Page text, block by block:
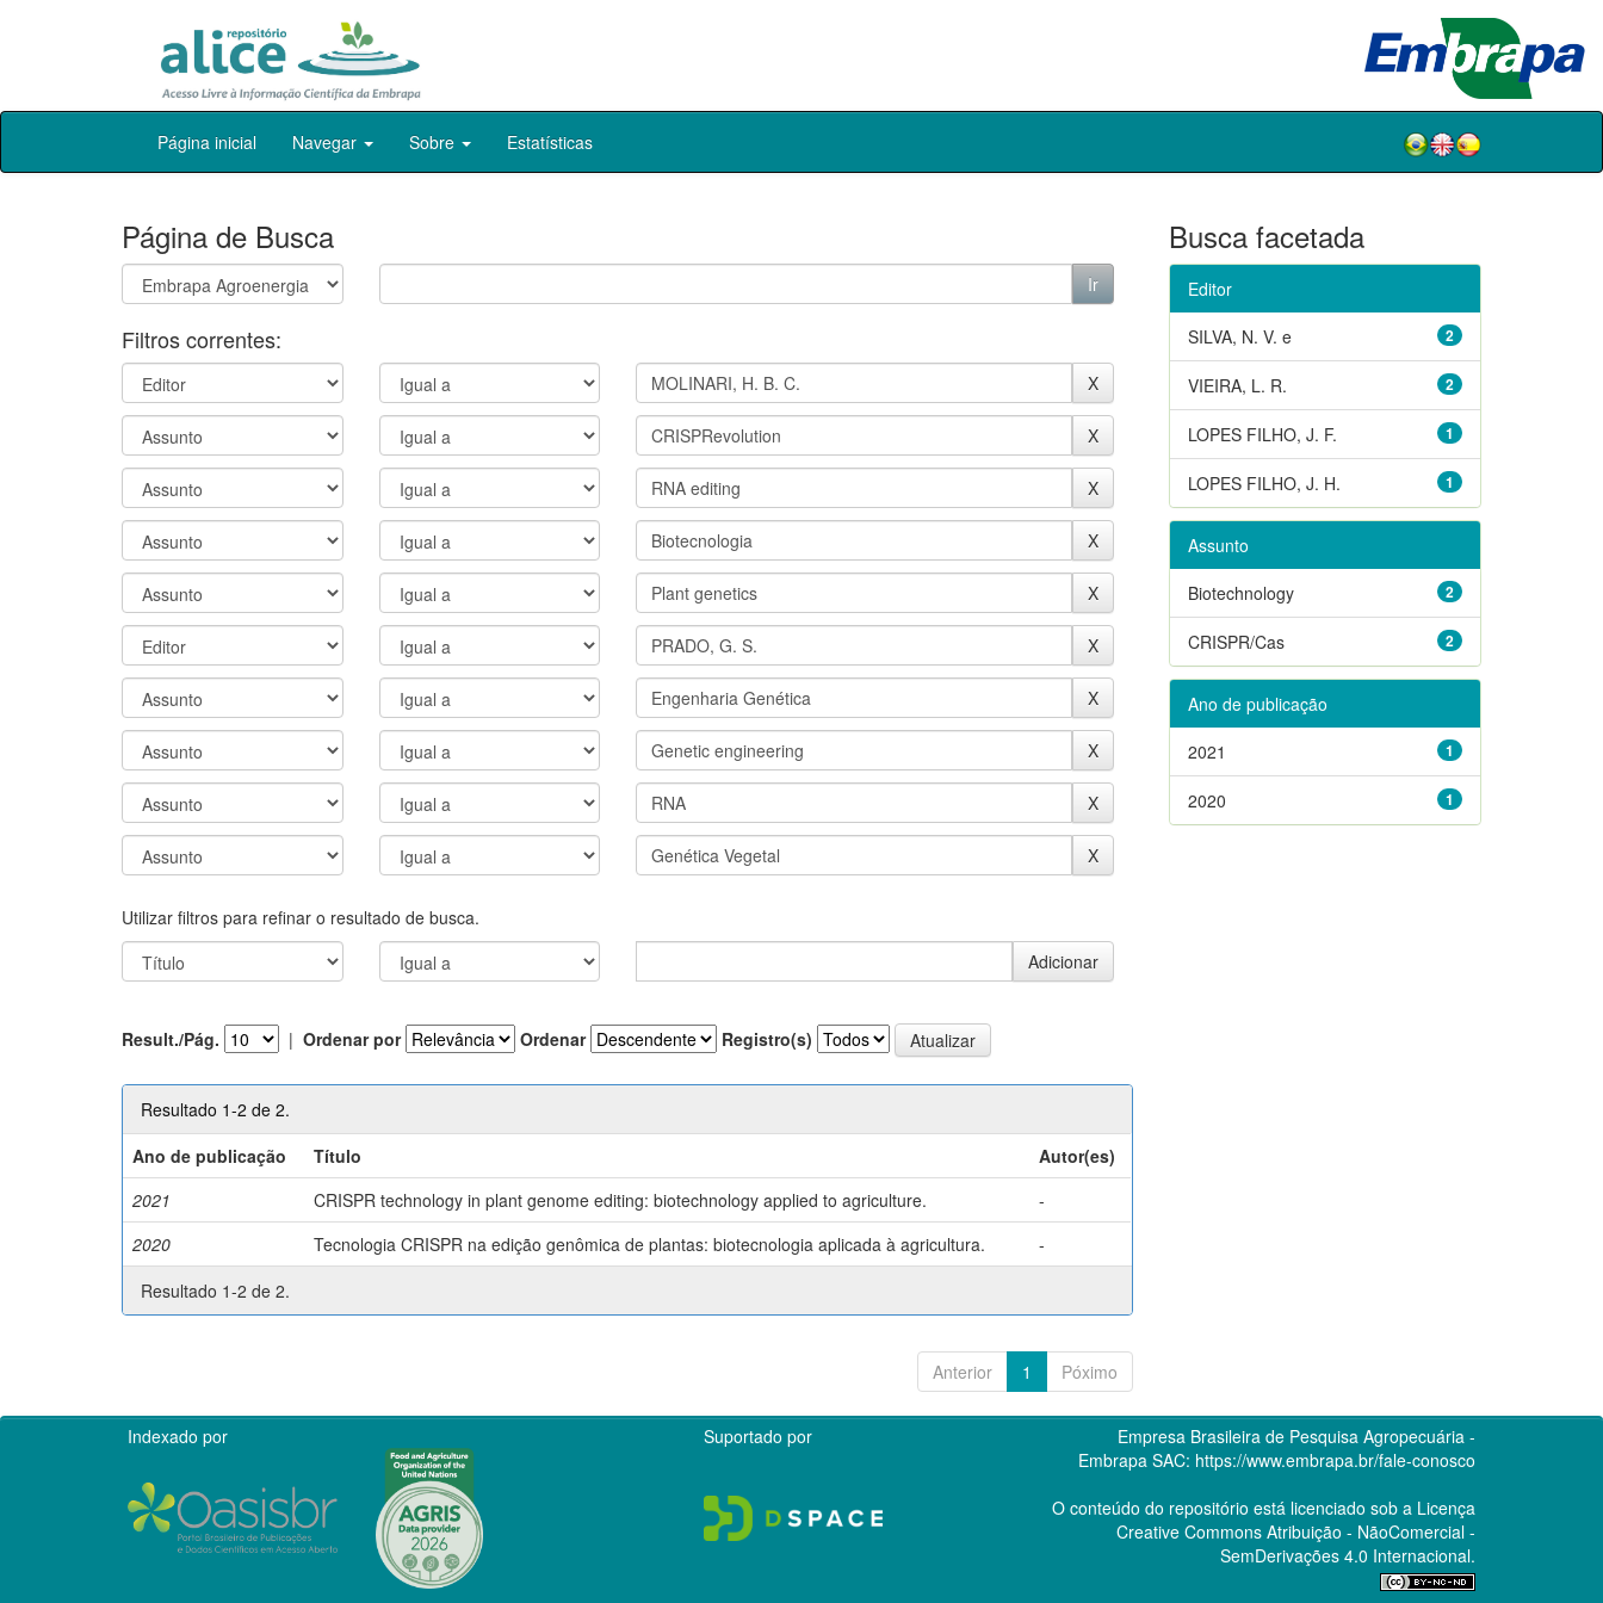
Skip
Página inicial Navegar Sobre Estatísticas
Página de Busca
Filtros correntes:
Utilizar filtros para refinar o resultado de busca.
Result./Pág. | Ordenar por Ordenar Registro(s)
Resultado 1-2 de 2.
Ano de publicação
Título
Autor(es)
2021
CRISPR technology in plant genome editing: biotechnology applied to agriculture.
-
2020
Tecnologia CRISPR na edição genômica de plantas: biotecnologia aplicada à agricultura.
-
Resultado 1-2 de 2.
Anterior 1 Póximo
Busca facetada
Editor
2
SILVA, N. V. e
2
VIEIRA, L. R.
1
LOPES FILHO, J. F.
1
LOPES FILHO, J. H.
Assunto
2
Biotechnology
2
CRISPR/Cas
Ano de publicação
1
2021
1
2020
Indexado por Suportado por
Empresa Brasileira de Pesquisa Agropecuária -
Embrapa SAC: https://www.embrapa.br/fale-conosco
O conteúdo do repositório está licenciado sob a Licença
Creative CommonsAtribuição - NãoComercial -
SemDerivações 4.0 Internacional.